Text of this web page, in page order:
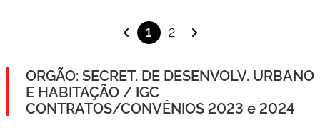
1 2
ORGÃO: SECRET. DE DESENVOLV. URBANO
E HABITAÇÃO / IGC
CONTRATOS/CONVÊNIOS 2023 e 2024